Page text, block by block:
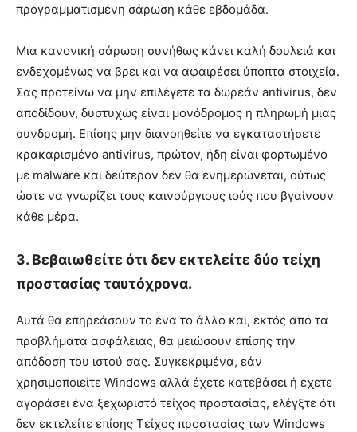
προγραμματισμένη σάρωση κάθε εβδομάδα.
Μια κανονική σάρωση συνήθως κάνει καλή δουλειά και
ενδεχομένως να βρει και να αφαιρέσει ύποπτα στοιχεία.
Σας προτείνω να μην επιλέγετε τα δωρεάν antivirus, δεν
αποδίδουν, δυστυχώς είναι μονόδρομος η πληρωμή μιας
συνδρομή. Επίσης μην διανοηθείτε να εγκαταστήσετε
κρακαρισμένο antivirus, πρώτον, ήδη είναι φορτωμένο
με malware και δεύτερον δεν θα ενημερώνεται, ούτως
ώστε να γνωρίζει τους καινούργιους ιούς που βγαίνουν
κάθε μέρα.
3. Βεβαιωθείτε ότι δεν εκτελείτε δύο τείχη
προστασίας ταυτόχρονα.
Αυτά θα επηρεάσουν το ένα το άλλο και, εκτός από τα
προβλήματα ασφάλειας, θα μειώσουν επίσης την
απόδοση του ιστού σας. Συγκεκριμένα, εάν
χρησιμοποιείτε Windows αλλά έχετε κατεβάσει ή έχετε
αγοράσει ένα ξεχωριστό τείχος προστασίας, ελέγξτε ότι
δεν εκτελείτε επίσης Τείχος προστασίας των Windows